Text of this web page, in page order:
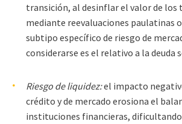
transición, al desinflar el valor de los
mediante reevaluaciones paulatinas
subtipo específico de riesgo de
considerarse es el relativo a la deuda
Riesgo de liquidez:el impacto
crédito y de mercado erosiona el
instituciones financieras,